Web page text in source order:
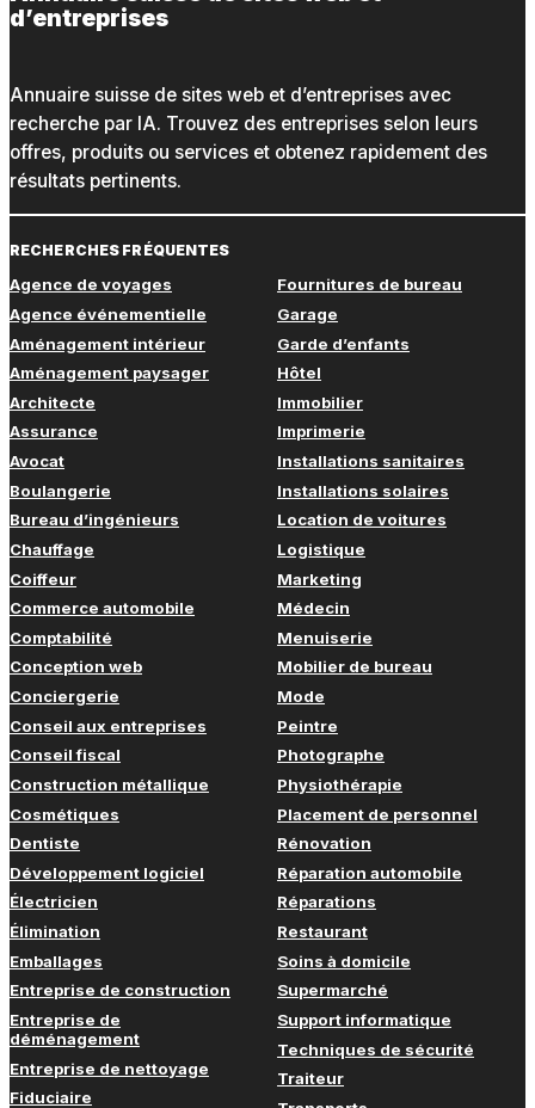
d’entreprises
Annuaire suisse de sites web et d’entreprises avec
recherche par IA. Trouvez des entreprises selon leurs
offres, produits ou services et obtenez rapidement des
résultats pertinents.
RECHERCHES FRÉQUENTES
Agence de voyages
Agence événementielle
Aménagement intérieur
Aménagement paysager
Architecte
Assurance
Avocat
Boulangerie
Bureau d’ingénieurs
Chauffage
Coiffeur
Commerce automobile
Comptabilité
Conception web
Conciergerie
Conseil aux entreprises
Conseil fiscal
Construction métallique
Cosmétiques
Dentiste
Développement logiciel
Électricien
Élimination
Emballages
Entreprise de construction
Entreprise de
déménagement
Entreprise de nettoyage
Fiduciaire
Fournitures de bureau
Garage
Garde d’enfants
Hôtel
Immobilier
Imprimerie
Installations sanitaires
Installations solaires
Location de voitures
Logistique
Marketing
Médecin
Menuiserie
Mobilier de bureau
Mode
Peintre
Photographe
Physiothérapie
Placement de personnel
Rénovation
Réparation automobile
Réparations
Restaurant
Soins à domicile
Supermarché
Support informatique
Techniques de sécurité
Traiteur